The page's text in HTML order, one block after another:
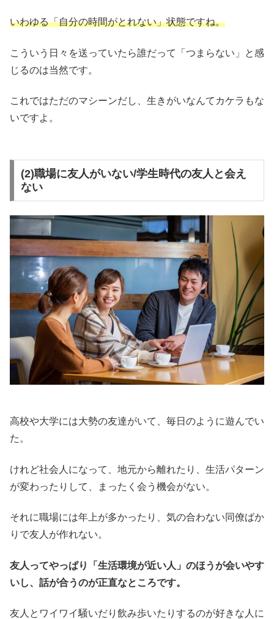
いわゆる「自分の時間がとれない」状態ですね。
こういう日々を送っていたら誰だって「つまらない」と感
じるのは当然です。
これではただのマシーンだし、生きがいなんてカケラもな
いですよ。
(2)職場に友人がいない/学生時代の友人と会え
ない
高校や大学には大勢の友達がいて、毎日のように遊んでい
た。
けれど社会人になって、地元から離れたり、生活パターン
が変わったりして、まったく会う機会がない。
それに職場には年上が多かったり、気の合わない同僚ばか
りで友人が作れない。
友人ってやっぱり「生活環境が近い人」のほうが会いやす
いし、話が合うのが正直なところです。
友人とワイワイ騒いだり飲み歩いたりするのが好きな人に